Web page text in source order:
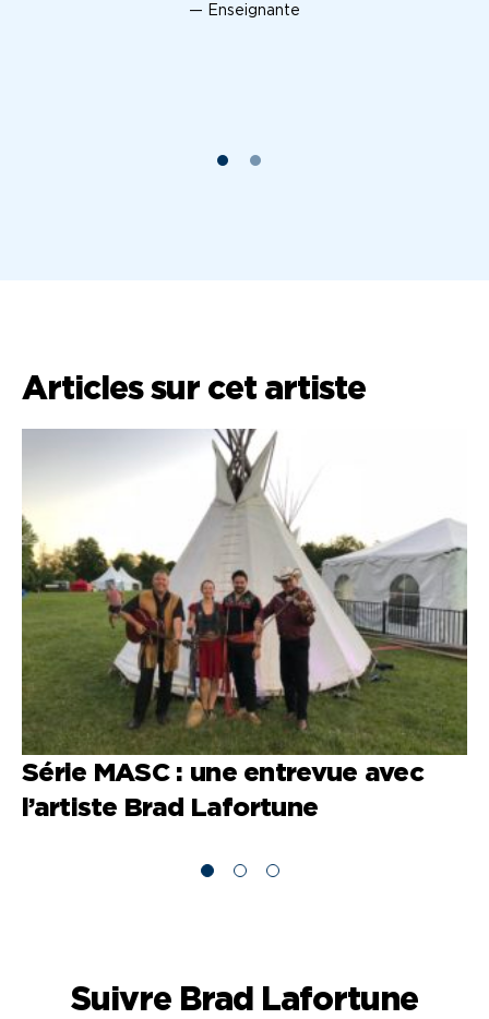
— Enseignante
sur les communautés autochtones et la
Articles sur cet artiste
Série MASC : une entrevue avec
l’artiste Brad Lafortune
Suivre Brad Lafortune